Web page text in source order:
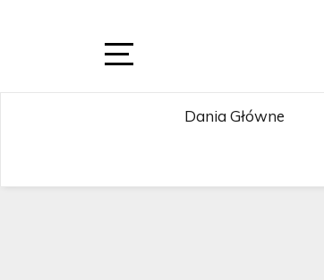
Dania Główne